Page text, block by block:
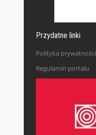
Przydatne linki
Polityka prywatności
Regulamin portalu